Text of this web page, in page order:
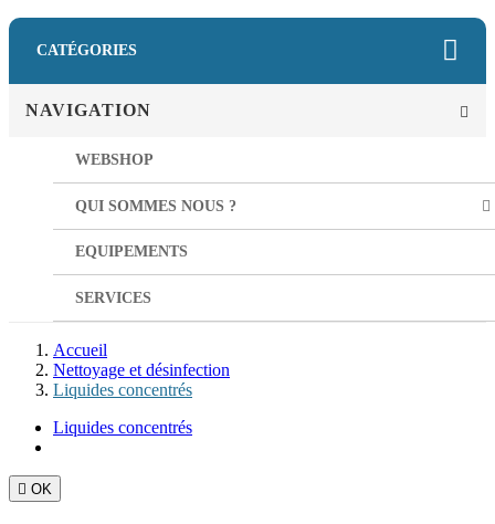
CATÉGORIES
NAVIGATION
WEBSHOP
QUI SOMMES NOUS ?
EQUIPEMENTS
SERVICES
Accueil
Nettoyage et désinfection
Liquides concentrés
Liquides concentrés
 OK